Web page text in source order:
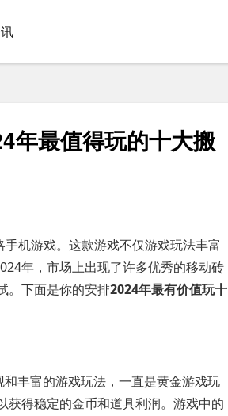
年最值得玩的十大搬
机游戏。这款游戏不仅游戏玩法丰富
年，市场上出现了许多优秀的移动砖
。下面是你的安排2024年最有价值玩十
丰富的游戏玩法，一直是黄金游戏玩
获得稳定的金币和道具利润。游戏中的